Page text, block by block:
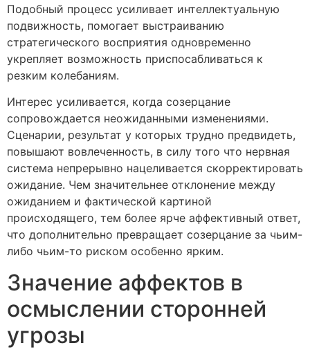
Подобный процесс усиливает интеллектуальную
подвижность, помогает выстраиванию
стратегического восприятия одновременно
укрепляет возможность приспосабливаться к
резким колебаниям.
Интерес усиливается, когда созерцание
сопровождается неожиданными изменениями.
Сценарии, результат у которых трудно предвидеть,
повышают вовлеченность, в силу того что нервная
система непрерывно нацеливается скорректировать
ожидание. Чем значительнее отклонение между
ожиданием и фактической картиной
происходящего, тем более ярче аффективный ответ,
что дополнительно превращает созерцание за чьим-
либо чьим-то риском особенно ярким.
Значение аффектов в
осмыслении сторонней
угрозы